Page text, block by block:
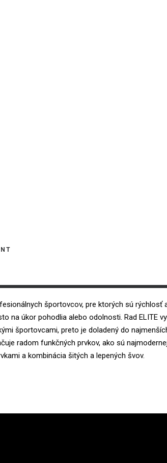
športovcov, pre ktorých sú rýchlosť
na úkor pohodlia alebo odolnosti. Rad ELITE
športovcami, preto je doladený do
radom funkčných prvkov, ako sú
a kombinácia šitých a lepených švov.